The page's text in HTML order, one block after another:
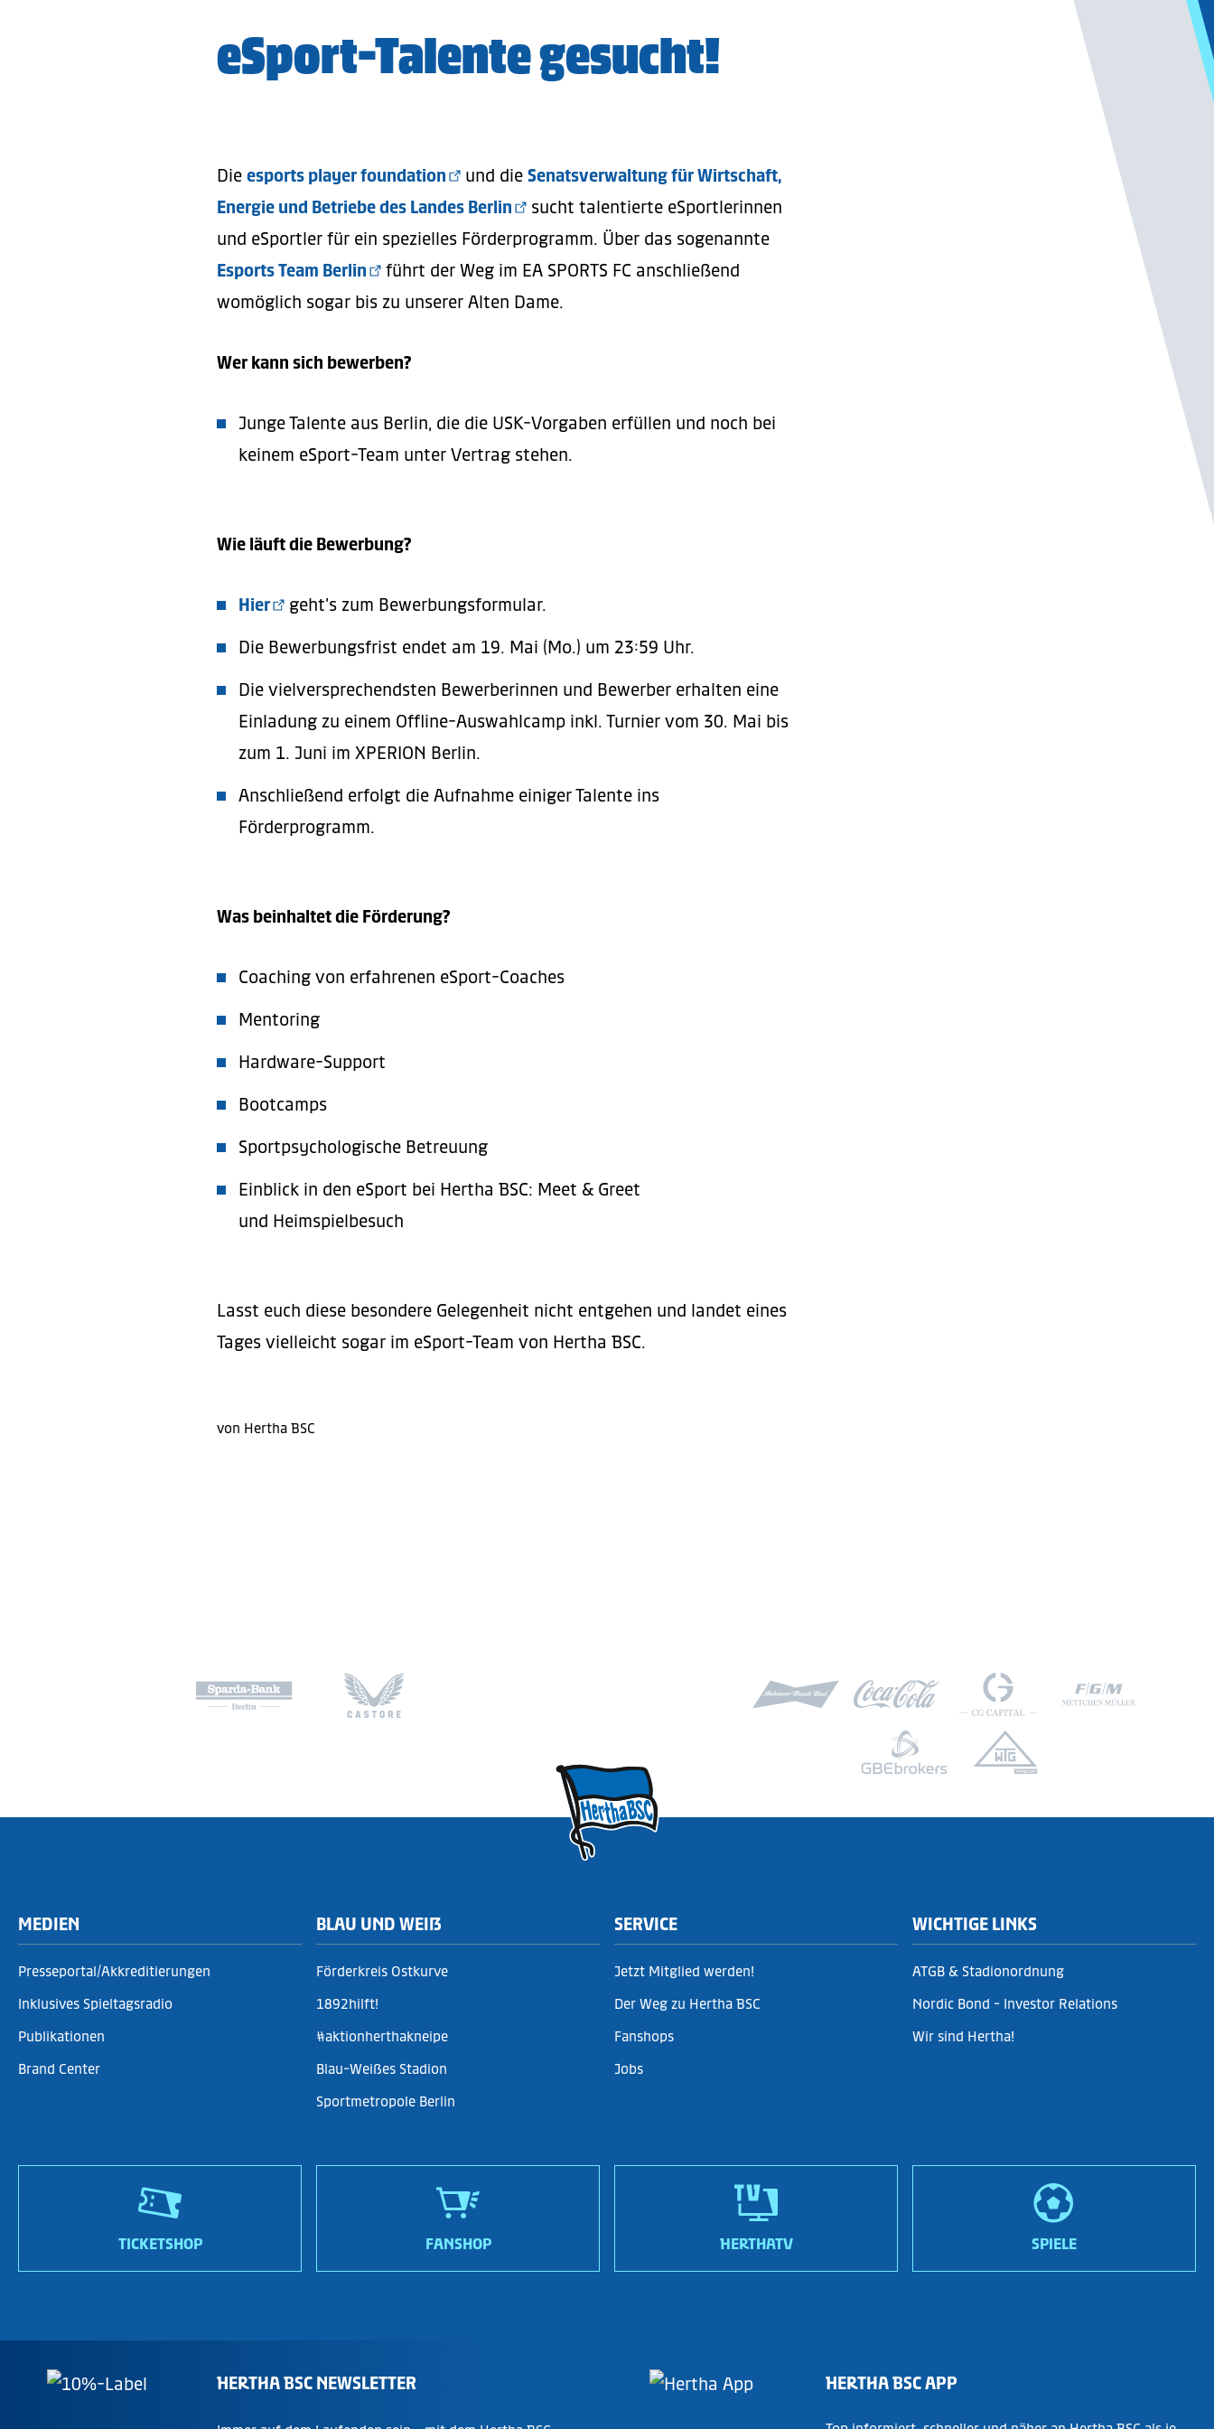
eSport-Talente gesucht!
Die esports player foundation und die Senatsverwaltung für Wirtschaft,
Energie und Betriebe des Landes Berlin
sucht talentierte eSportlerinnen
und eSportler für ein spezielles Förderprogramm. Über das sogenannte
Esports Team Berlin
führt der Weg im EA SPORTS FC anschließend
womöglich sogar bis zu unserer Alten Dame.
Wer kann sich bewerben?
Junge Talente aus Berlin, die die USK-Vorgaben erfüllen und noch bei
keinem eSport-Team unter Vertrag stehen.
Wie läuft die Bewerbung?
Hier
geht’s zum Bewerbungsformular.
Die Bewerbungsfrist endet am 19. Mai (Mo.) um 23:59 Uhr.
Die vielversprechendsten Bewerberinnen und Bewerber erhalten eine
Einladung zu einem Offline-Auswahlcamp inkl. Turnier vom 30. Mai bis
zum 1. Juni im XPERION Berlin.
Anschließend erfolgt die Aufnahme einiger Talente ins
Förderprogramm.
Was beinhaltet die Förderung?
Coaching von erfahrenen eSport-Coaches
Mentoring
Hardware-Support
Bootcamps
Sportpsychologische Betreuung
Einblick in den eSport bei Hertha BSC: Meet & Greet
und Heimspielbesuch
Lasst euch diese besondere Gelegenheit nicht entgehen und landet eines
Tages vielleicht sogar im eSport-Team von Hertha BSC.
von Hertha BSC
MEDIEN
Presseportal/Akkreditierungen
Inklusives Spieltagsradio
Publikationen
Brand Center
BLAU UND WEIẞ
Förderkreis Ostkurve
1892hilft!
#aktionherthakneipe
Blau-Weißes Stadion
Sportmetropole Berlin
SERVICE
Jetzt Mitglied werden!
Der Weg zu Hertha BSC
Fanshops
Jobs
WICHTIGE LINKS
ATGB & Stadionordnung
Nordic Bond - Investor Relations
Wir sind Hertha!
TICKETSHOP FANSHOP HERTHATV SPIELE
HERTHA BSC NEWSLETTER HERTHA BSC APP